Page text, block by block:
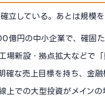
立している。あとは規模
億円の中小企業で、確固
場新設・拠点拡大などで
確な売上目標を持ち、金融
上での大型投資がメインの